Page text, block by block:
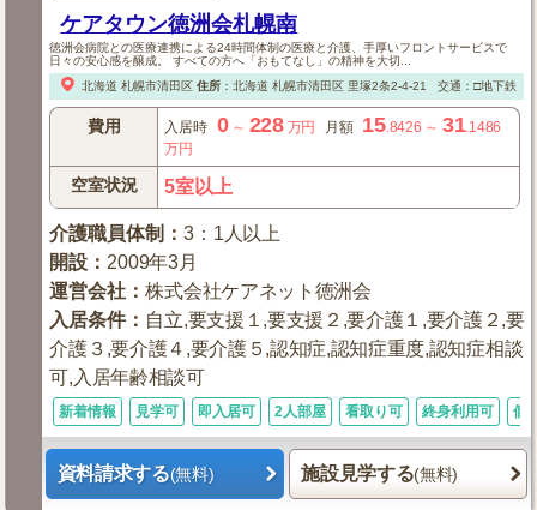
ケアタウン徳洲会札幌南
徳洲会病院との医療連携による24時間体制の医療と介護、手厚いフロントサービスで
日々の安心感を醸成。 すべての方へ「おもてなし」の精神を大切...
北海道 札幌市清田区 住所： 北海道 札幌市清田区里塚2条2-4-21 交通：□地下鉄「
費用 入居時 0～ 228 万円 月額 15.8426 ～ 31.1486
万円
空室状況 5室以上
介護職員体制 ：3：1人以上
開設 ： 2009年3月
運営会社 ：株式会社ケアネット徳洲会
入居条件： 自立,要支援１,要支援２,要介護１,要介護２,要
介護３,要介護４,要介護５,認知症,認知症重度,認知症相談
可,入居年齢相談可
新着情報 見学可 即入居可 2人部屋 看取り可 終身利用可 個
資料請求する(無料) 施設見学する(無料)